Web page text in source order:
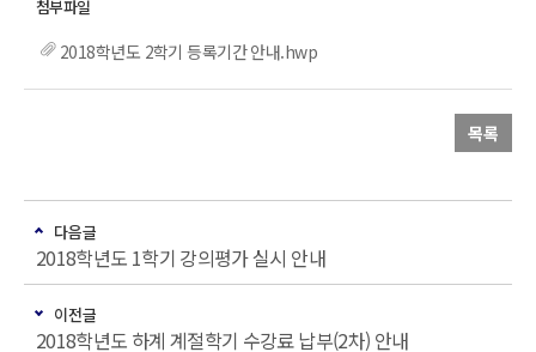
2018학년도 2학기 등록기간 안내.hwp
목록
다음글
2018학년도 1학기 강의평가 실시 안내
이전글
2018학년도 하계 계절학기 수강료 납부(2차) 안내